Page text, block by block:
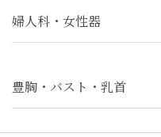
婦人科・女性器
豊胸・バスト・乳首